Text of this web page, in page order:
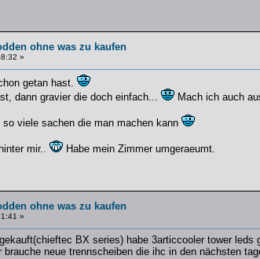
ohne was zu kaufen
»
getan hast.
dann gravier die doch einfach...
Mach ich auch
viele sachen die man machen kann
mir.. Habe mein Zimmer umgeraeumt.
ohne was zu kaufen
»
BX series) habe 3articcooler tower leds
neue trennscheiben die ihc in den nächsten